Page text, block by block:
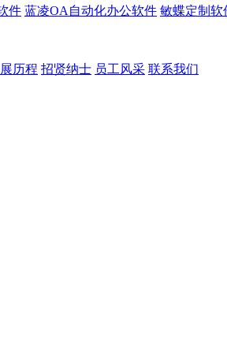
件 蓝凌OA自动化办公软件 敏蝶定制软
历程 招贤纳士 员工风采 联系我们